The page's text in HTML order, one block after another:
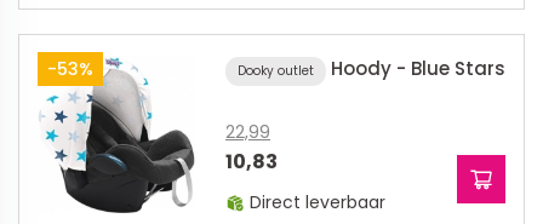
-53% Dooky outlet Hoody - Blue Stars
22,99
10,83
Direct leverbaar